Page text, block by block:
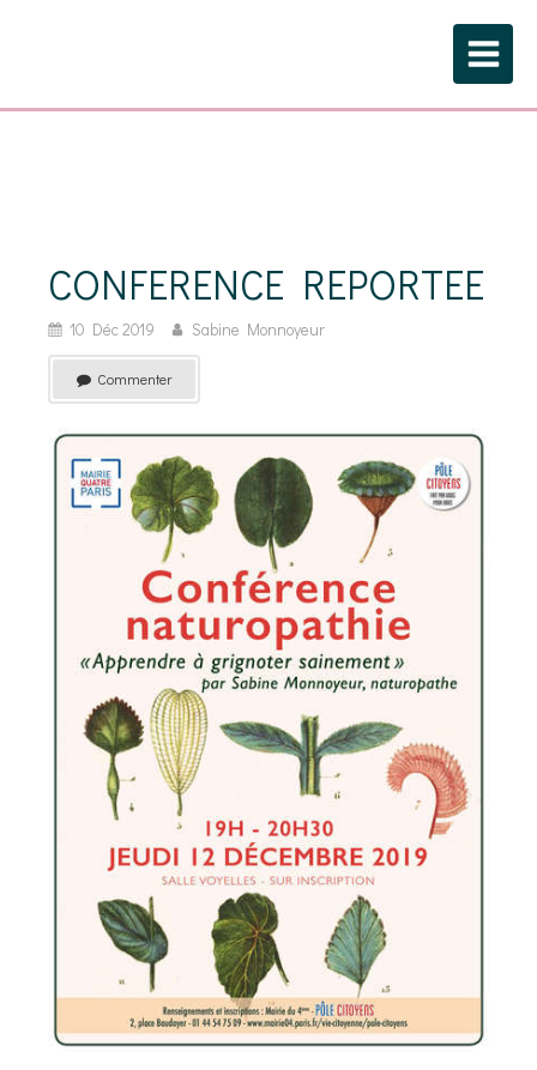
CONFERENCE REPORTEE
10 Déc 2019 Sabine Monnoyeur
Commenter